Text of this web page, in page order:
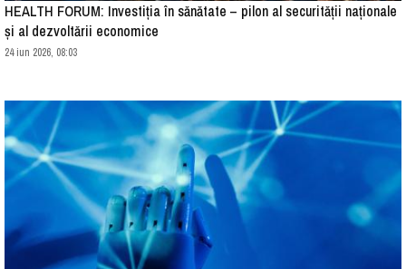
HEALTH FORUM: Investiția în sănătate – pilon al securității naționale
și al dezvoltării economice
24 iun 2026, 08:03